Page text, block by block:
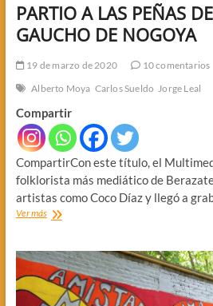
PARTIO A LAS PEÑAS
GAUCHO DE NOGOYA
19 de marzo de 2020
10 comentarios
Alberto Moya Carlos Sueldo Jorge Leal
Compartir
CompartirCon este título, el
folklorista más mediático de
artistas como Coco Díaz y llegó a
Ver másPARTIO
PEÑAS
DEL
CIELO
EL